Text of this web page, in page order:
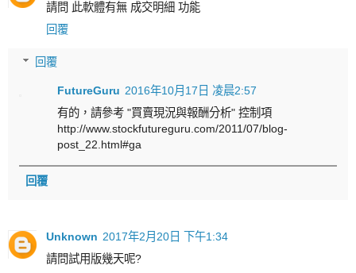
請問 此軟體有無 成交明細 功能
回覆
回覆
FutureGuru 2016年10月17日 凌晨2:57
有的，請參考 "買賣現況與報酬分析" 控制項
http://www.stockfutureguru.com/2011/07/blog-
post_22.html#ga
回覆
Unknown 2017年2月20日 下午1:34
請問試用版幾天呢?